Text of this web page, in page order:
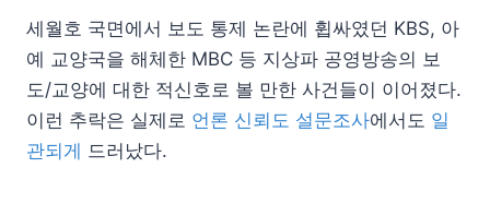
세월호 국면에서 보도 통제 논란에 휩싸였던 KBS, 아
예 교양국을 해체한 MBC 등 지상파 공영방송의 보
도/교양에 대한 적신호로 볼 만한 사건들이 이어졌다.
이런 추락은 실제로 언론 신뢰도 설문조사에서도 일
관되게 드러났다.